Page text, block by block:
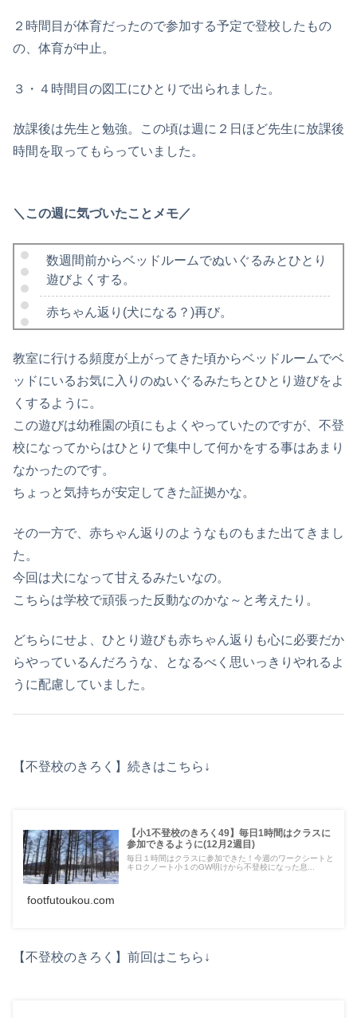
２時間目が体育だったので参加する予定で登校したもの
の、体育が中止。
３・４時間目の図工にひとりで出られました。
放課後は先生と勉強。この頃は週に２日ほど先生に放課後
時間を取ってもらっていました。
＼この週に気づいたことメモ／
数週間前からベッドルームでぬいぐるみとひとり
遊びよくする。
赤ちゃん返り(犬になる？)再び。
教室に行ける頻度が上がってきた頃からベッドルームでベ
ッドにいるお気に入りのぬいぐるみたちとひとり遊びをよ
くするように。
この遊びは幼稚園の頃にもよくやっていたのですが、不登
校になってからはひとりで集中して何かをする事はあまり
なかったのです。
ちょっと気持ちが安定してきた証拠かな。
その一方で、赤ちゃん返りのようなものもまた出てきまし
た。
今回は犬になって甘えるみたいなの。
こちらは学校で頑張った反動なのかな～と考えたり。
どちらにせよ、ひとり遊びも赤ちゃん返りも心に必要だか
らやっているんだろうな、となるべく思いっきりやれるよ
うに配慮していました。
【不登校のきろく】続きはこちら↓
【小1不登校のきろく49】毎日1時間はクラスに
参加できるように(12月2週目)
毎日１時間はクラスに参加できた！今週のワークシートと
キロクノート小１のGW明けから不登校になった息...
footfutoukou.com
【不登校のきろく】前回はこちら↓